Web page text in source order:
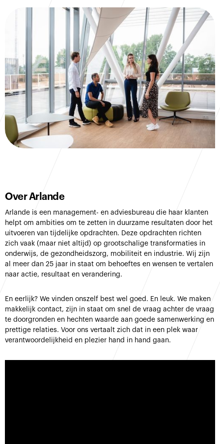
Over Arlande
Arlande is een management- en adviesbureau die haar klanten
helpt om ambities om te zetten in duurzame resultaten door het
uitvoeren van tijdelijke opdrachten. Deze opdrachten richten
zich vaak (maar niet altijd) op grootschalige transformaties in
onderwijs, de gezondheidszorg, mobiliteit en industrie. Wij zijn
al meer dan 25 jaar in staat om behoeftes en wensen te vertalen
naar actie, resultaat en verandering.
En eerlijk? We vinden onszelf best wel goed. En leuk. We maken
makkelijk contact, zijn in staat om snel de vraag achter de vraag
te doorgronden en hechten waarde aan goede samenwerking en
prettige relaties. Voor ons vertaalt zich dat in een plek waar
verantwoordelijkheid en plezier hand in hand gaan.